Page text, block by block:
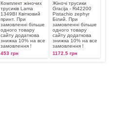
Комплект жіночих
трусиків Lama
1349BI Квітковий
принт. При
замовленні більше
одного товару
сайту додаткова
знижка 10% на все
замовлення !
453 грн
Жіночі трусики
Gracija - Ri42200
Pistachio zephyr
Білий. При
замовленні більше
одного товару
сайту додаткова
знижка 10% на все
замовлення !
1172.5 грн